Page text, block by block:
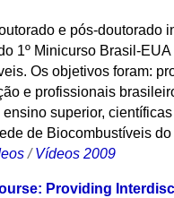
e pós-
1º Minicurso Brasil-
Os objetivos foram:
e profissionais
superior,
de Biocombustíveis
/Vídeos 2009
Providing